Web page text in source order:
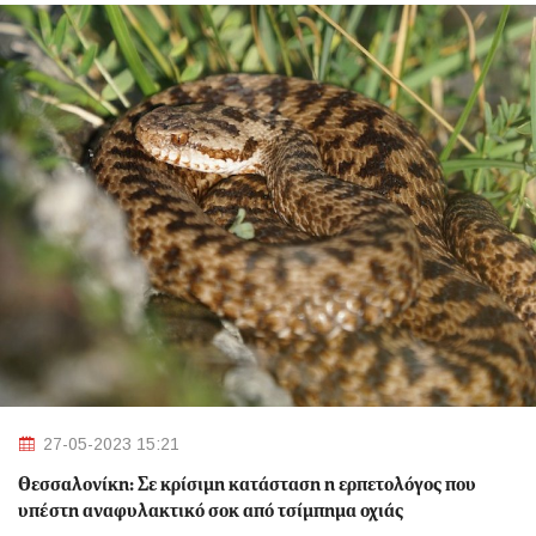
27-05-2023 15:21
Θεσσαλονίκη: Σε κρίσιμη κατάσταση η ερπετολόγος που
υπέστη αναφυλακτικό σοκ από τσίμπημα οχιάς